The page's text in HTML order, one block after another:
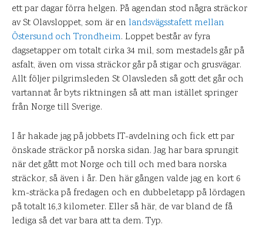
ett par dagar förra helgen. På agendan stod några sträckor
av St Olavsloppet, som är en landsvägsstafett mellan
Östersund och Trondheim. Loppet består av fyra
dagsetapper om totalt cirka 34 mil, som mestadels går på
asfalt, även om vissa sträckor går på stigar och grusvägar.
Allt följer pilgrimsleden St Olavsleden så gott det går och
vartannat år byts riktningen så att man istället springer
från Norge till Sverige.
I år hakade jag på jobbets IT-avdelning och fick ett par
önskade sträckor på norska sidan. Jag har bara sprungit
när det gått mot Norge och till och med bara norska
sträckor, så även i år. Den här gången valde jag en kort 6
km-sträcka på fredagen och en dubbeletapp på lördagen
på totalt 16,3 kilometer. Eller så här, de var bland de få
lediga så det var bara att ta dem. Typ.